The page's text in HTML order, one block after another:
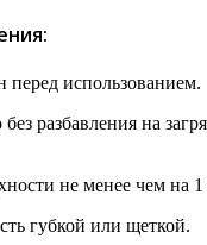
перед использованием.
разбавления на
не менее чем на
губкой или щеткой.